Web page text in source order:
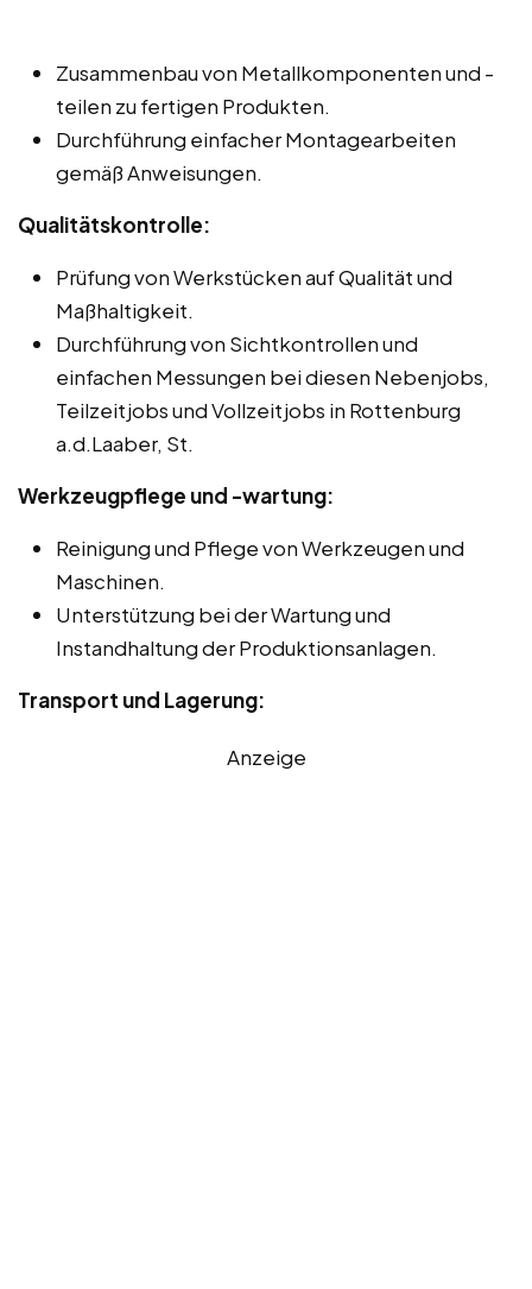
Zusammenbau von Metallkomponenten und -
teilen zu fertigen Produkten.
Durchführung einfacher Montagearbeiten
gemäß Anweisungen.
Qualitätskontrolle:
Prüfung von Werkstücken auf Qualität und
Maßhaltigkeit.
Durchführung von Sichtkontrollen und
einfachen Messungen bei diesen Nebenjobs,
Teilzeitjobs und Vollzeitjobs in Rottenburg
a.d.Laaber, St.
Werkzeugpflege und -wartung:
Reinigung und Pflege von Werkzeugen und
Maschinen.
Unterstützung bei der Wartung und
Instandhaltung der Produktionsanlagen.
Transport und Lagerung:
Anzeige